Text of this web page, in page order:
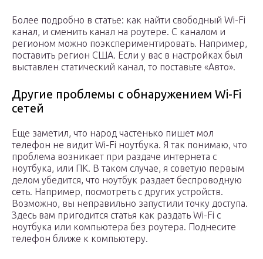
Более подробно в статье: как найти свободный Wi-Fi
канал, и сменить канал на роутере. С каналом и
регионом можно поэкспериментировать. Например,
поставить регион США. Если у вас в настройках был
выставлен статический канал, то поставьте «Авто».
Другие проблемы с обнаружением Wi-Fi
сетей
Еще заметил, что народ частенько пишет мол
телефон не видит Wi-Fi ноутбука. Я так понимаю, что
проблема возникает при раздаче интернета с
ноутбука, или ПК. В таком случае, я советую первым
делом убедится, что ноутбук раздает беспроводную
сеть. Например, посмотреть с других устройств.
Возможно, вы неправильно запустили точку доступа.
Здесь вам пригодится статья как раздать Wi-Fi с
ноутбука или компьютера без роутера. Поднесите
телефон ближе к компьютеру.